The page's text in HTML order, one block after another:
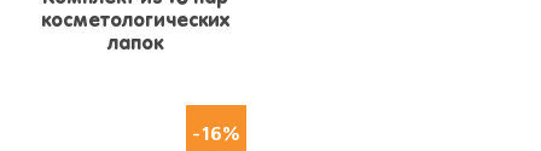
косметологических
лапок
-16%